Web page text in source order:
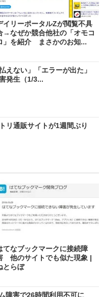
イリーポータルZが閲覧不具
→なぜか競合他社の「オモコ
」を紹介 まさかのお知...
えない」「エラーが出た」
発生（1/3...
通販サイトが1週間ぶり
てなブックマークに接続障
他のサイトでも似た現象 |
とらぼ
障害で26時間利用不可に